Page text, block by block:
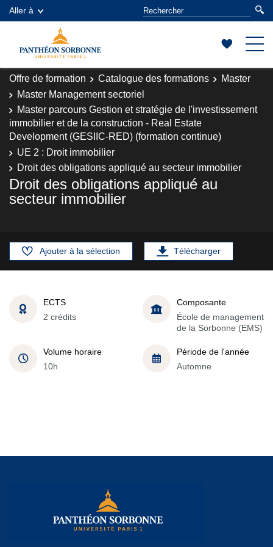
Aller à
Offre de formation Catalogue des formations
Master
Master Management sectoriel
Master parcours Gestion et stratégie de l'investissement
immobilier et de la construction - Real Estate
Development (GESIIC-RED) (formation continue)
UE 2 : Droit immobilier
Droit des obligations appliqué au secteur immobilier
Droit des obligations appliqué au
secteur immobilier
Ajouter à la sélection Télécharger
ECTS
2 crédits
Composante
École de management
de la Sorbonne (EMS)
Volume horaire
10h
Période de l'année
Automne